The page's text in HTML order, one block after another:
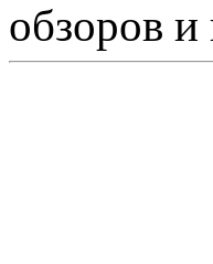
обзоров